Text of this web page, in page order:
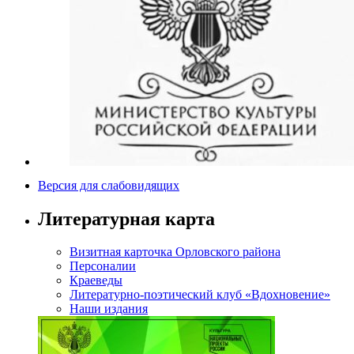
Версия для слабовидящих
Литературная карта
Визитная карточка Орловского района
Персоналии
Краеведы
Литературно-поэтический клуб «Вдохновение»
Наши издания